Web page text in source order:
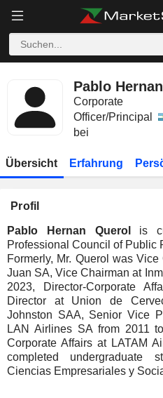
Pablo
Corporate
Officer/Principal
bei
Übersicht Erfahrung
Profil
Pablo Hernan Querol
is
Professional Council of Public
Formerly, Mr. Querol was
Juan SA, Vice Chairman at
2023, Director-Corporate
Director at Union de
Johnston SAA, Senior Vice
LAN Airlines SA from 2011
Corporate Affairs at LATAM
completed undergraduate
Ciencias Empresariales y